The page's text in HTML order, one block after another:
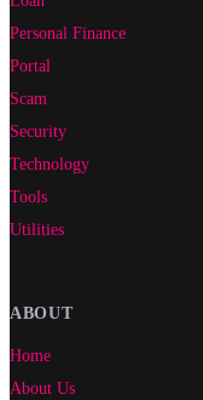
Personal Finance
Portal
Scam
Security
Technology
Tools
Utilities
ABOUT
Home
About Us